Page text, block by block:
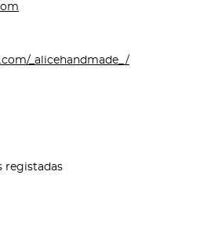
_alicehandmade_/
registadas